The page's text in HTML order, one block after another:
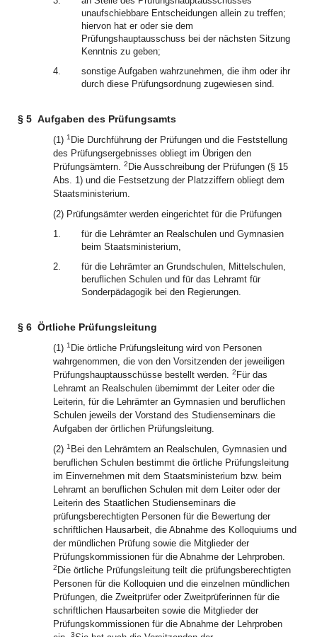
unaufschiebbare Entscheidungen allein zu treffen;
hiervon hat er oder sie dem
Prüfungshauptausschuss bei der nächsten Sitzung
Kenntnis zu geben;
4.
sonstige Aufgaben wahrzunehmen, die ihm oder ihr
durch diese Prüfungsordnung zugewiesen sind.
§ 5 Aufgaben des Prüfungsamts
(1) 1 Die Durchführung der Prüfungen und die Feststellung
des Prüfungsergebnisses obliegt im Übrigen den
Prüfungsämtern. 2 Die Ausschreibung der Prüfungen (§ 15
Abs. 1) und die Festsetzung der Platzziffern obliegt dem
Staatsministerium.
(2) Prüfungsämter werden eingerichtet für die Prüfungen
1.
für die Lehrämter an Realschulen und Gymnasien
beim Staatsministerium,
2.
für die Lehrämter an Grundschulen, Mittelschulen,
beruflichen Schulen und für das Lehramt für
Sonderpädagogik bei den Regierungen.
§ 6 Örtliche Prüfungsleitung
(1) 1 Die örtliche Prüfungsleitung wird von Personen
wahrgenommen, die von den Vorsitzenden der jeweiligen
Prüfungshauptausschüsse bestellt werden. 2 Für das
Lehramt an Realschulen übernimmt der Leiter oder die
Leiterin, für die Lehrämter an Gymnasien und beruflichen
Schulen jeweils der Vorstand des Studienseminars die
Aufgaben der örtlichen Prüfungsleitung.
(2) 1 Bei den Lehrämtern an Realschulen, Gymnasien und
beruflichen Schulen bestimmt die örtliche Prüfungsleitung
im Einvernehmen mit dem Staatsministerium bzw. beim
Lehramt an beruflichen Schulen mit dem Leiter oder der
Leiterin des Staatlichen Studienseminars die
prüfungsberechtigten Personen für die Bewertung der
schriftlichen Hausarbeit, die Abnahme des Kolloquiums und
der mündlichen Prüfung sowie die Mitglieder der
Prüfungskommissionen für die Abnahme der Lehrproben.
2 Die örtliche Prüfungsleitung teilt die prüfungsberechtigten
Personen für die Kolloquien und die einzelnen mündlichen
Prüfungen, die Zweitprüfer oder Zweitprüferinnen für die
schriftlichen Hausarbeiten sowie die Mitglieder der
Prüfungskommissionen für die Abnahme der Lehrproben
3